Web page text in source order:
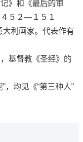
》和《最后的审
５２—１５１
大利画家。代表作有
基督教《圣经》的
均见《“第三种人”